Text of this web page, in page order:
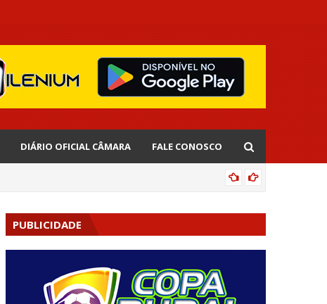
DIÁRIO OFICIAL CÂMARA FALE CONOSCO
PUBLICIDADE